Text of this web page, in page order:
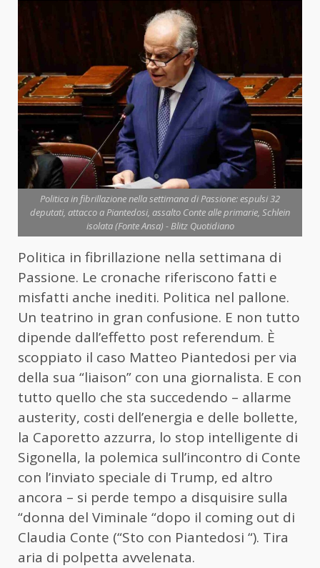
Politica in fibrillazione nella settimana di Passione: espulsi 32
deputati, attacco a Piantedosi, assalto Conte alle primarie, Schlein
isolata (Fonte Ansa) - Blitz Quotidiano
Politica in fibrillazione nella settimana di
Passione. Le cronache riferiscono fatti e
misfatti anche inediti. Politica nel pallone.
Un teatrino in gran confusione. E non tutto
dipende dall’effetto post referendum. È
scoppiato il caso Matteo Piantedosi per via
della sua “liaison” con una giornalista. E con
tutto quello che sta succedendo – allarme
austerity, costi dell’energia e delle bollette,
la Caporetto azzurra, lo stop intelligente di
Sigonella, la polemica sull’incontro di Conte
con l’inviato speciale di Trump, ed altro
ancora – si perde tempo a disquisire sulla
“donna del Viminale “dopo il coming out di
Claudia Conte (“Sto con Piantedosi “). Tira
aria di polpetta avvelenata.